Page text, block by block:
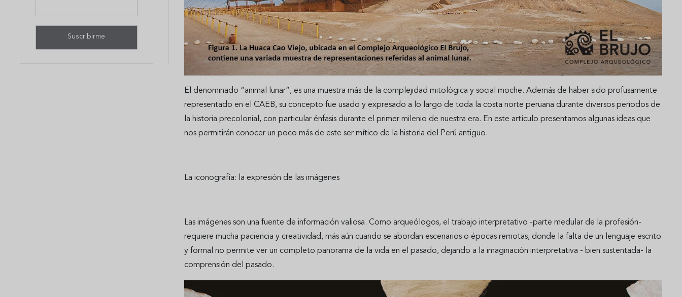
El denominado “animal lunar”, es una muestra más de la complejidad mitológica y social moche. Además de haber sido profusamente
representado en el CAEB, su concepto fue usado y expresado a lo largo de toda la costa norte peruana durante diversos periodos de
la historia precolonial, con particular énfasis durante el primer milenio de nuestra era. En este artículo presentamos algunas ideas que
nos permitirán conocer un poco más de este ser mítico de la historia del Perú antiguo.
La iconografía: la expresión de las imágenes
Las imágenes son una fuente de información valiosa. Como arqueólogos, el trabajo interpretativo -parte medular de la profesión-
requiere mucha paciencia y creatividad, más aún cuando se abordan escenarios o épocas remotas, donde la falta de un lenguaje escrito
y formal no permite ver un completo panorama de la vida en el pasado, dejando a la imaginación interpretativa - bien sustentada- la
comprensión del pasado.